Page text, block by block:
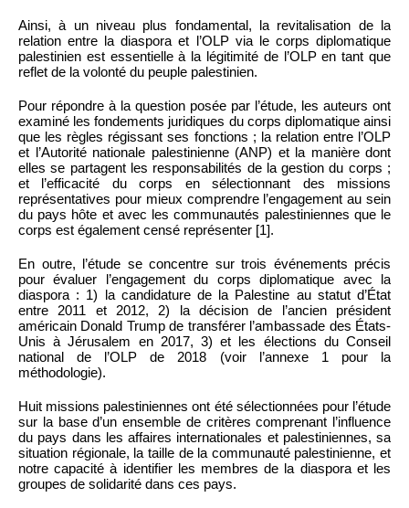
Ainsi, à un niveau plus fondamental, la revitalisation de la
relation entre la diaspora et l’OLP via le corps diplomatique
palestinien est essentielle à la légitimité de l’OLP en tant que
reflet de la volonté du peuple palestinien.
Pour répondre à la question posée par l’étude, les auteurs ont
examiné les fondements juridiques du corps diplomatique ainsi
que les règles régissant ses fonctions ; la relation entre l’OLP
et l’Autorité nationale palestinienne (ANP) et la manière dont
elles se partagent les responsabilités de la gestion du corps ;
et l’efficacité du corps en sélectionnant des missions
représentatives pour mieux comprendre l’engagement au sein
du pays hôte et avec les communautés palestiniennes que le
corps est également censé représenter [1].
En outre, l’étude se concentre sur trois événements précis
pour évaluer l’engagement du corps diplomatique avec la
diaspora : 1) la candidature de la Palestine au statut d’État
entre 2011 et 2012, 2) la décision de l’ancien président
américain Donald Trump de transférer l’ambassade des États-
Unis à Jérusalem en 2017, 3) et les élections du Conseil
national de l’OLP de 2018 (voir l’annexe 1 pour la
méthodologie).
Huit missions palestiniennes ont été sélectionnées pour l’étude
sur la base d’un ensemble de critères comprenant l’influence
du pays dans les affaires internationales et palestiniennes, sa
situation régionale, la taille de la communauté palestinienne, et
notre capacité à identifier les membres de la diaspora et les
groupes de solidarité dans ces pays.